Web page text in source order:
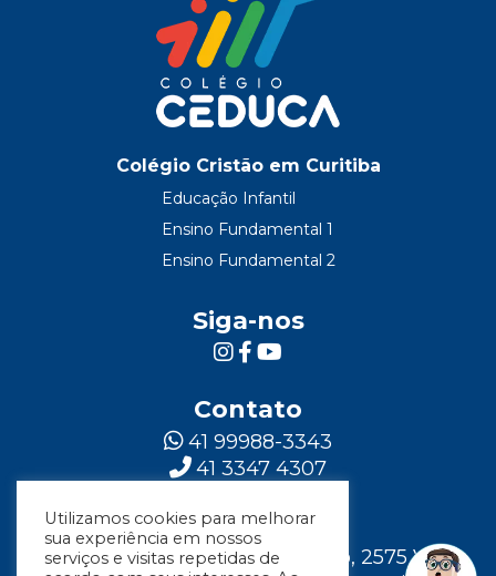
Colégio Cristão em Curitiba
Educação Infantil
Ensino Fundamental 1
Ensino Fundamental 2
Siga-nos
Contato
41 99988-3343
41 3347 4307
Localização
Rua Major Vicente de Castro, 2575 Vila
Utilizamos cookies para melhorar
sua experiência em nossos
serviços e visitas repetidas de